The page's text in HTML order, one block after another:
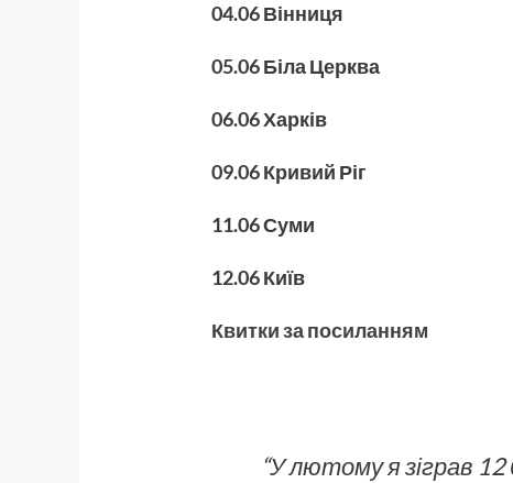
04.06 Вінниця
05.06 Біла Церква
06.06 Харків
09.06 Кривий Ріг
11.06 Суми
12.06 Київ
Квитки за посиланням
“У лютому я зіграв